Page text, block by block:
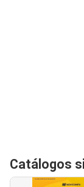
Catálogos